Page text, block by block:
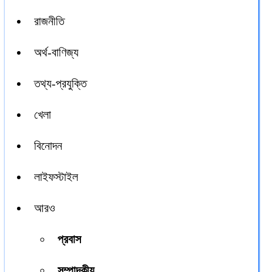
রাজনীতি
অর্থ-বাণিজ্য
তথ্য-প্রযুক্তি
খেলা
বিনোদন
লাইফস্টাইল
আরও
প্রবাস